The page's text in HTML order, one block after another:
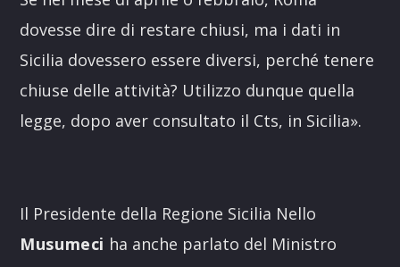
dovesse dire di restare chiusi, ma i dati in
Sicilia dovessero essere diversi, perché tenere
chiuse delle attività? Utilizzo dunque quella
legge, dopo aver consultato il Cts, in Sicilia».
Il Presidente della Regione Sicilia Nello
Musumeci ha anche parlato del Ministro